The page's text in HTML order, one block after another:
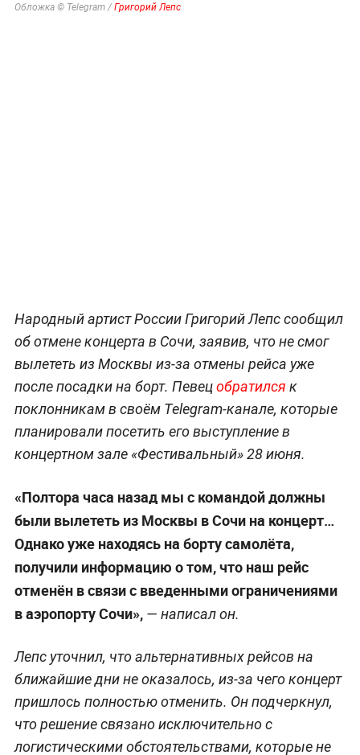
Обложка © Telegram / Григорий Лепс
Народный артист России Григорий Лепс сообщил
об отмене концерта в Сочи, заявив, что не смог
вылететь из Москвы из-за отмены рейса уже
после посадки на борт. Певецобратился к
поклонникам в своём Telegram-канале, которые
планировали посетить его выступление в
концертном зале «Фестивальный» 28 июня.
«Полтора часа назад мы с командой должны
были вылететь из Москвы в Сочи на концерт…
Однако уже находясь на борту самолёта,
получили информацию о том, что наш рейс
отменён в связи с введенными ограничениями
в аэропорту Сочи», — написал он.
Лепс уточнил, что альтернативных рейсов на
ближайшие дни не оказалось, из-за чего концерт
пришлось полностью отменить. Он подчеркнул,
что решение связано исключительно с
логистическими обстоятельствами, которые не